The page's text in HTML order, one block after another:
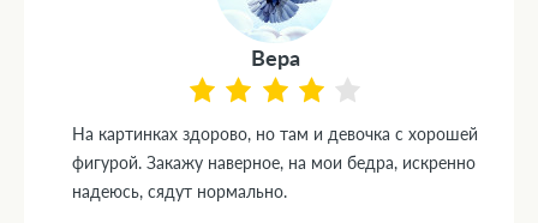
Вера
На картинках здорово, но там и девочка с хорошей
фигурой. Закажу наверное, на мои бедра, искренно
надеюсь, сядут нормально.